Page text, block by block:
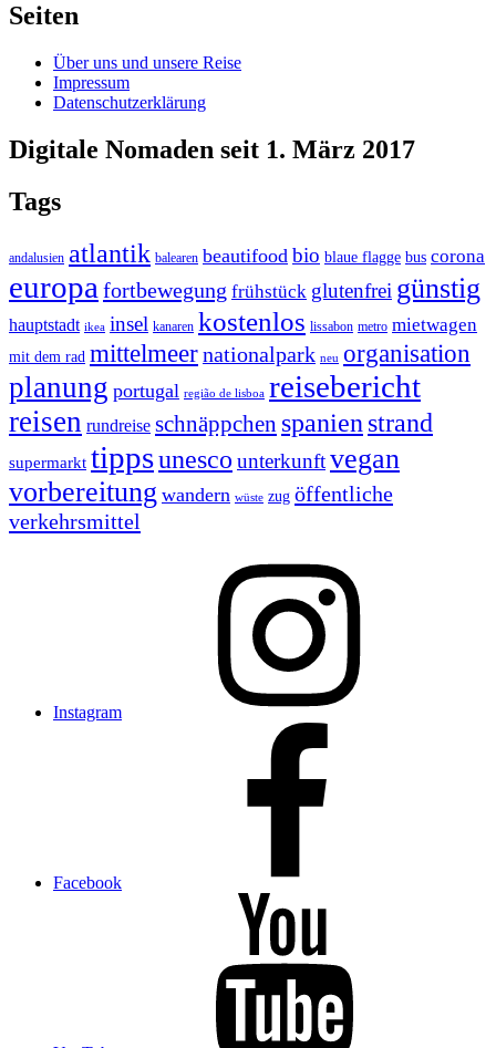
Seiten
Über uns und unsere Reise
Impressum
Datenschutzerklärung
Digitale Nomaden seit 1. März 2017
Tags
andalusien atlantik balearen beautifood bio blaue flagge bus corona
europa fortbewegung frühstück glutenfrei günstig
hauptstadt ikea insel kanaren kostenlos lissabon metro mietwagen
mit dem rad mittelmeernationalpark neu organisation
planung portugal região de lisboa reisebericht
reisen rundreise schnäppchen spanien strand
supermarkt tippsunesco unterkunftvegan
vorbereitung wandern wüste zug öffentliche
verkehrsmittel
Instagram
Facebook